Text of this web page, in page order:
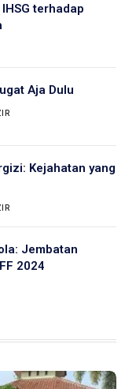
terhadap
Aja Dulu
Kejahatan yang
Jembatan
2024